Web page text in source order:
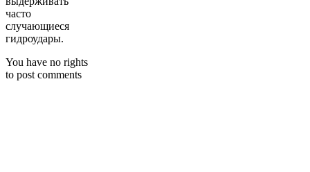
часто
случающиеся
гидроудары.
You have no rights
to post comments